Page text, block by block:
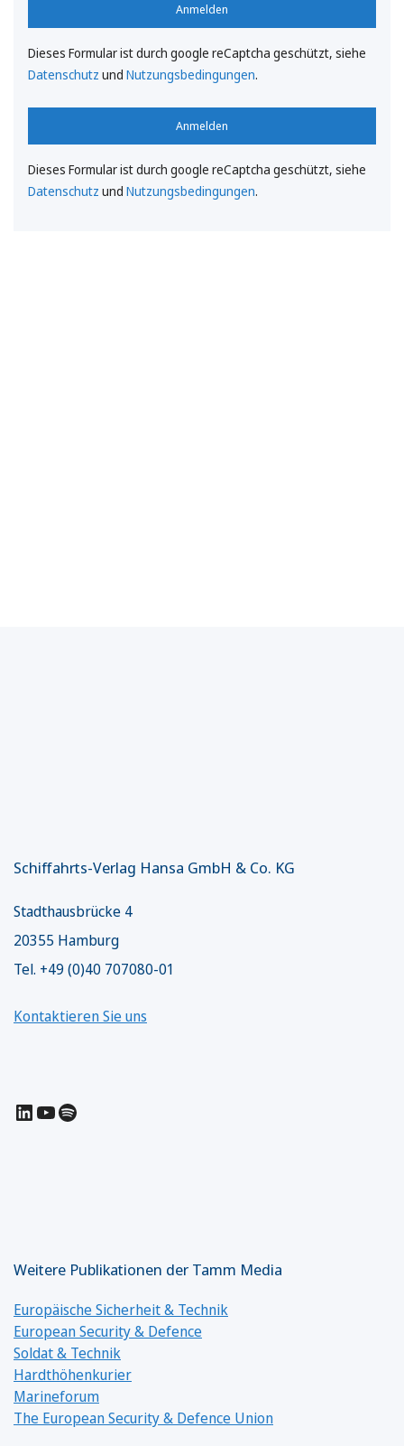
Anmelden
Dieses Formular ist durch google reCaptcha geschützt, siehe
Datenschutz und Nutzungsbedingungen.
Anmelden
Dieses Formular ist durch google reCaptcha geschützt, siehe
Datenschutz und Nutzungsbedingungen.
Schiffahrts-Verlag Hansa GmbH & Co. KG
Stadthausbrücke 4
20355 Hamburg
Tel. +49 (0)40 707080-01
Kontaktieren Sie uns
LinkedIn
YouTube
Spotify
Weitere Publikationen der Tamm Media
Europäische Sicherheit & Technik
European Security & Defence
Soldat & Technik
Hardthöhenkurier
Marineforum
The European Security & Defence Union